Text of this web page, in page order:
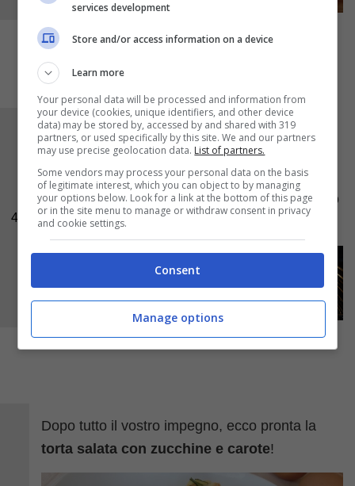
4
Una volta terminato, adagiate con un cucchiaio
il resto dell’impasto, e cospargete con un filo di
olio extravergine di oliva. La vostra torta è
pronta per essere infornata a 180 gradi in forno
statico per 25 minuti.
Dopo tutto il vostro impegno, ecco pronta la
torta salata con zucchine e carote!
services development
Store and/or access information on a device
Learn more
Your personal data will be processed and information from
your device (cookies, unique identifiers, and other device
data) may be stored by, accessed by and shared with 319
partners, or used specifically by this site. We and our partners
may use precise geolocation data. List of partners.
Some vendors may process your personal data on the basis
of legitimate interest, which you can object to by managing
your options below. Look for a link at the bottom of this page
or in the site menu to manage or withdraw consent in privacy
and cookie settings.
Consent
Manage options